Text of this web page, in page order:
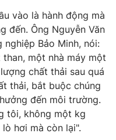
vào là hành động mà
đến. Ông Nguyễn Văn
nghiệp Bảo Minh, nói:
một nhà máy một
chất thải sau quá
thải, bắt buộc chúng
đến môi trường.
tôi, không một kg
hơi mà còn lại".